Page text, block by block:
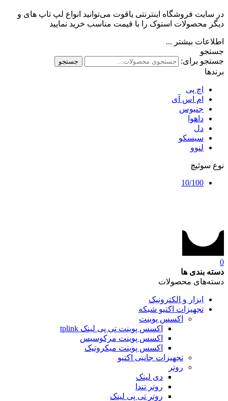
در سایت فروشگاه اینترنتی یاقوت می‌توانید انواع لپ تاپ های و
دیگر محصولات استوک را با قیمت مناسب خرید نمایید
اطلاعات بیشتر ...
جستجو
جستجو برای:
جستجو
برندها
اچ پی
ام اس آی
جنیوس
داهوا
دل
سیسکو
لنوو
نوع سوئیچ
10/100
0
دسته بندی ها
دسته‌های محصولات
ابزار و الکترونیک
تجهیزات اکتیو شبکه
اکسس پوینت
اکسس پوینت تی پی لینک tplink
اکسس پوینت مرکوسیس
اکسس پوینت میکروتیک
تجهیزات جانبی اکتیو
روتر
دی لینک
روتر تندا
روتر تی پی لینک